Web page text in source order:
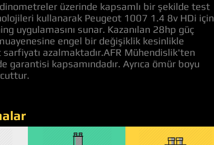
üzerinde kapsamlı bir şekilde test
kullanarak Peugeot 1007 1.4 8v HDi için
uygulamasını sunar. Kazanılan 28hp güç
engel bir değişiklik kesinlikle
sarfiyatı azalmaktadır.AFR Mühendislik'ten
garantisi kapsamındadır. Ayrıca ömür boyu